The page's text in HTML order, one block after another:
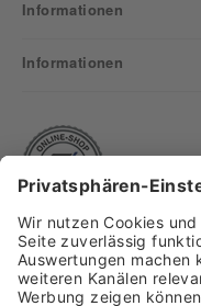
Informationen
Informationen